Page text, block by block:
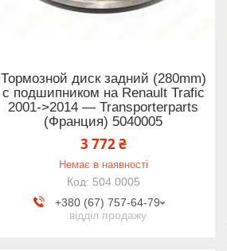
Тормозной диск задний (280mm)
с подшипником на Renault Trafic
2001->2014 — Transporterparts
(Франция) 5040005
3 772 ₴
Немає в наявності
504 0005
+380 (67) 757-64-79
відділ продажу